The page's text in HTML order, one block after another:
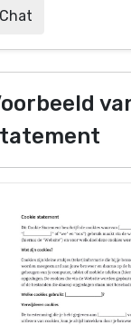
Chat